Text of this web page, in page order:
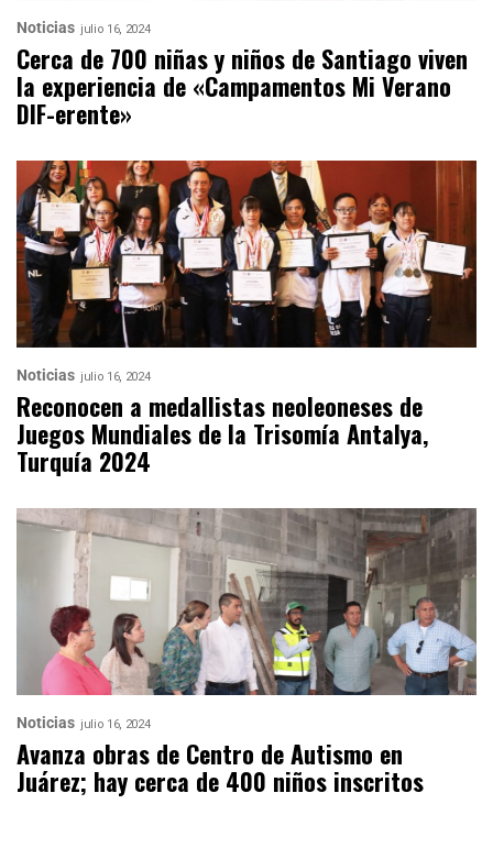
Noticias julio 16, 2024
Cerca de 700 niñas y niños de Santiago viven
la experiencia de «Campamentos Mi Verano
DIF-erente»
Noticias julio 16, 2024
Reconocen a medallistas neoleoneses de
Juegos Mundiales de la Trisomía Antalya,
Turquía 2024
Noticias julio 16, 2024
Avanza obras de Centro de Autismo en
Juárez; hay cerca de 400 niños inscritos